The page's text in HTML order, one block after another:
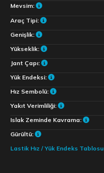
Mevsim:
Araç Tipi:
Genişlik:
Yükseklik:
Jant Çapı:
Yük Endeksi:
Hız Sembolü:
Yakıt Verimliliği:
Islak Zeminde Kavrama:
Gürültü:
Lastik Hız / Yük Endeks Tablosu